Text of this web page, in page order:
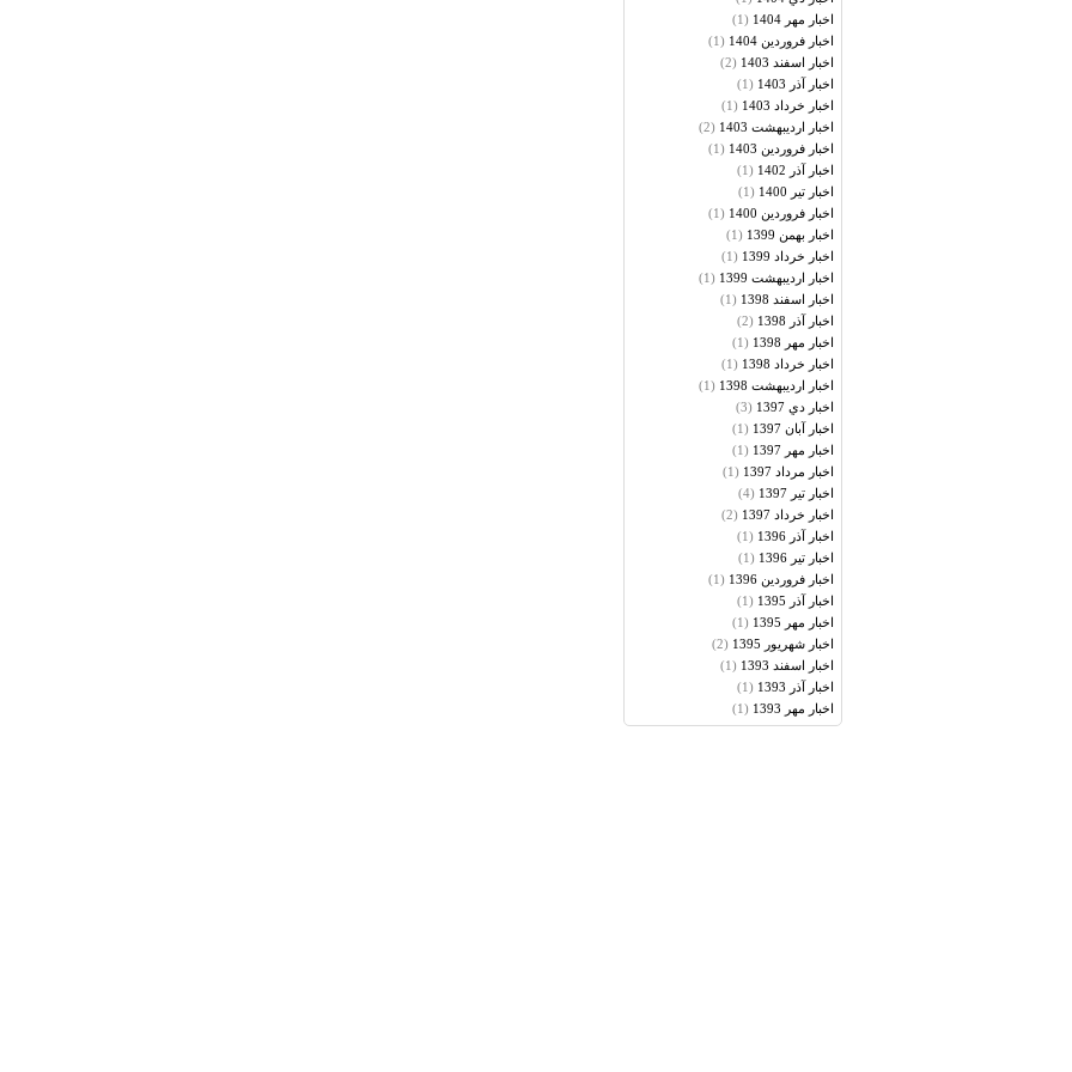
اخبار مهر 1404
(1)
اخبار فروردين 1404
(1)
اخبار اسفند 1403
(2)
اخبار آذر 1403
(1)
اخبار خرداد 1403
(1)
اخبار ارديبهشت 1403
(2)
اخبار فروردين 1403
(1)
اخبار آذر 1402
(1)
اخبار تير 1400
(1)
اخبار فروردين 1400
(1)
اخبار بهمن 1399
(1)
اخبار خرداد 1399
(1)
اخبار ارديبهشت 1399
(1)
اخبار اسفند 1398
(1)
اخبار آذر 1398
(2)
اخبار مهر 1398
(1)
اخبار خرداد 1398
(1)
اخبار ارديبهشت 1398
(1)
اخبار دي 1397
(3)
اخبار آبان 1397
(1)
اخبار مهر 1397
(1)
اخبار مرداد 1397
(1)
اخبار تير 1397
(4)
اخبار خرداد 1397
(2)
اخبار آذر 1396
(1)
اخبار تير 1396
(1)
اخبار فروردين 1396
(1)
اخبار آذر 1395
(1)
اخبار مهر 1395
(1)
اخبار شهريور 1395
(2)
اخبار اسفند 1393
(1)
اخبار آذر 1393
(1)
اخبار مهر 1393
(1)